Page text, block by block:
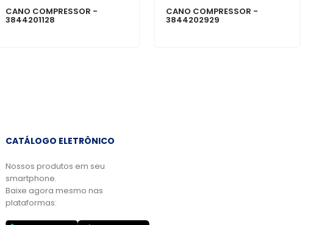
CANO COMPRESSOR -
3844201128
CANO COMPRESSOR -
3844202929
CATÁLOGO ELETRÔNICO
Nossos produtos em seu
smartphone.
Baixe agora mesmo nas
plataformas: